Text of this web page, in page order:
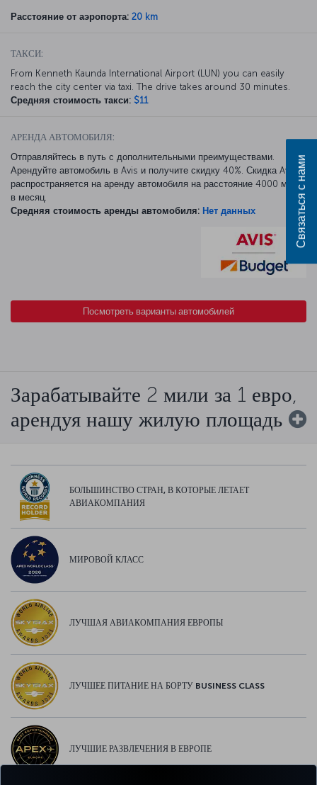
Расстояние от аэропорта: 20 km
ТАКСИ:
From Kenneth Kaunda International Airport (LUN) you can easily
reach the city center via taxi. The drive takes around 30 minutes.
Средняя стоимость такси: $11
АРЕНДА АВТОМОБИЛЯ:
Отправляйтесь в путь с дополнительными преимуществами.
Арендуйте автомобиль в Avis и получите скидку 40%. Скидка Avis
распространяется на аренду автомобиля на расстояние 4000 миль
в месяц.
Средняя стоимость аренды автомобиля: Нет данных
Посмотреть варианты автомобилей
Зарабатывайте 2 мили за 1 евро,
арендуя нашу жилую площадь
БОЛЬШИНСТВО СТРАН, В КОТОРЫЕ ЛЕТАЕТ
АВИАКОМПАНИЯ
МИРОВОЙ КЛАСС
ЛУЧШАЯ АВИАКОМПАНИЯ ЕВРОПЫ
ЛУЧШЕЕ ПИТАНИЕ НА БОРТУ BUSINESS CLASS
ЛУЧШИЕ РАЗВЛЕЧЕНИЯ В ЕВРОПЕ
Связаться с нами